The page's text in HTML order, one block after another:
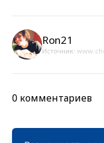
Ron21
Источник:
0 комментариев